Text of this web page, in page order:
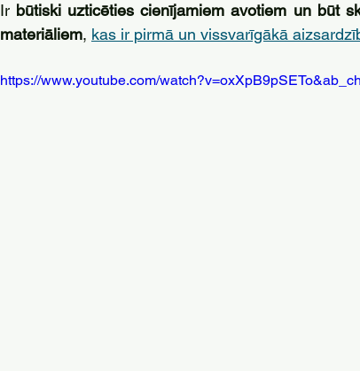
Ir būtiski uzticēties cienījamiem avotiem un būt
materiāliem, kas ir pirmā un vissvarīgākā
https://www.youtube.com/